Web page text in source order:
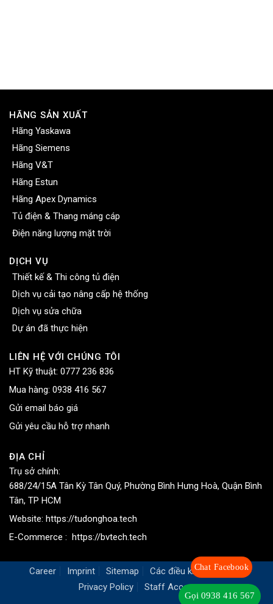
Chat Facebook
Gọi 0938 416 567
HÃNG SẢN XUẤT
Hãng Yaskawa
Hãng Siemens
Hãng V&T
Hãng Estun
Hãng Apex Dynamics
Tủ điện & Thang máng cáp
Điện năng lượng mặt trời
DỊCH VỤ
Thiết kế & Thi công tủ điện
Dịch vụ cải tạo nâng cấp hệ thống
Dịch vụ sửa chữa
Dự án đã thực hiện
LIÊN HỆ VỚI CHÚNG TÔI
HT Kỹ thuật: 0777 236 836
Mua hàng: 0938 416 567
Gửi email báo giá
Gửi yêu cầu hỗ trợ nhanh
ĐỊA CHỈ
Trụ sở chính:
688/24/15A Tân Kỳ Tân Quý, Phường Bình Hưng Hoà, Quận Bình
Tân, TP HCM
Website: https://tudonghoa.tech
E-Commerce :
https://bvtech.tech
Career Imprint Sitemap
Các điều khoản chung
Privacy Policy
Staff Access